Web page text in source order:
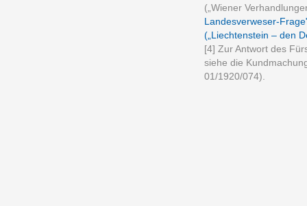
(„Wiener
Landesverweser-
(„Liechtenstein – den
[4] Zur Antwort des
siehe die
01/1920/074).